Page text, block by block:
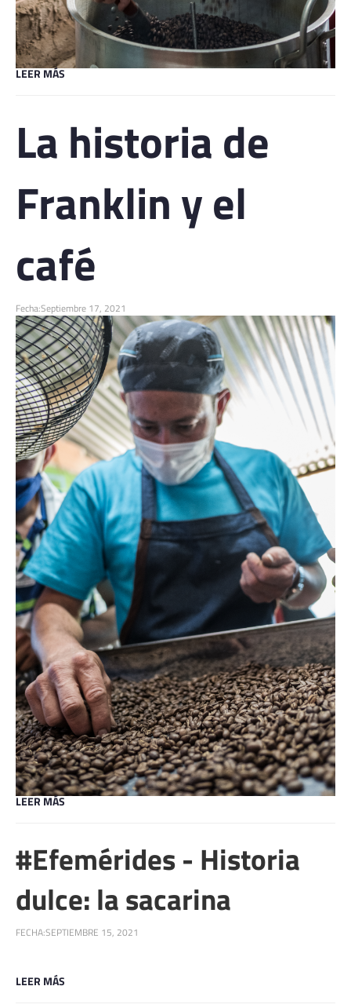
LEER MÁS
La historia de
Franklin y el
café
Fecha:Septiembre 17, 2021
LEER MÁS
#Efemérides - Historia
dulce: la sacarina
FECHA:SEPTIEMBRE 15, 2021
LEER MÁS